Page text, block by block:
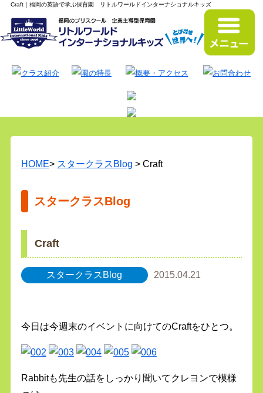
Craft｜福岡の英語で学ぶ保育園 リトルワールドインターナショナルキッズ
HOME> スタークラスBlog > Craft
スタークラスBlog
Craft
スタークラスBlog 2015.04.21
今日は今週末のイベントに向けてのCraftをひとつ。
Rabbitも先生の話をしっかり聞いてクレヨンで模様